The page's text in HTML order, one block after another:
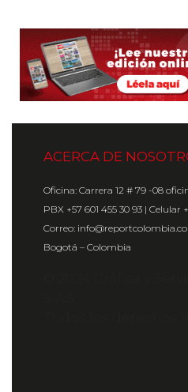
ACERCA DE
Oficina: Carrera 12 # 79 -08
PBX +57 601 455 30 93 | Celular
Correo:
Bogotá – Colombia